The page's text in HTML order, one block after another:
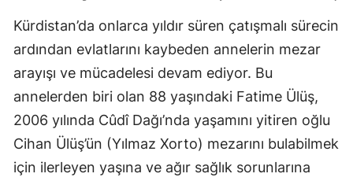
Kürdistan’da onlarca yıldır süren çatışmalı sürecin
ardından evlatlarını kaybeden annelerin mezar
arayışı ve mücadelesi devam ediyor. Bu
annelerden biri olan 88 yaşındaki Fatime Ülüş,
2006 yılında Cûdî Dağı’nda yaşamını yitiren oğlu
Cihan Ülüş’ün (Yılmaz Xorto) mezarını bulabilmek
için ilerleyen yaşına ve ağır sağlık sorunlarına